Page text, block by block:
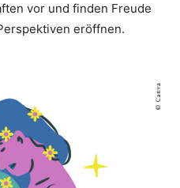
vor und finden Freude
eröffnen.